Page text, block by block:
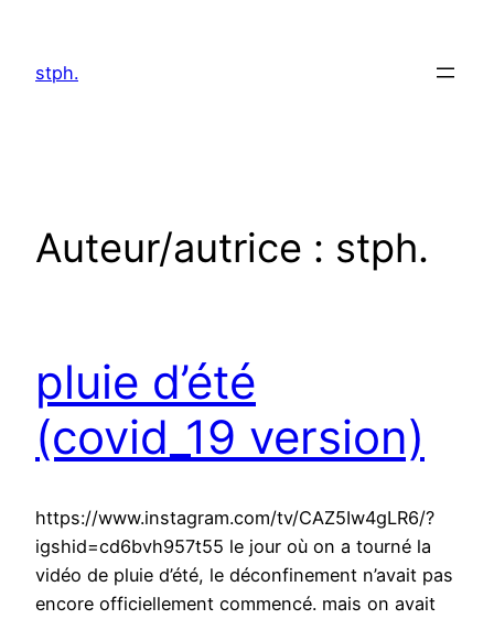
contenu
stph.
Auteur/autrice : stph.
pluie d’été
(covid_19 version)
https://www.instagram.com/tv/CAZ5Iw4gLR6/?
igshid=cd6bvh957t55 le jour où on a tourné la
vidéo de pluie d’été, le déconfinement n’avait pas
encore officiellement commencé. mais on avait